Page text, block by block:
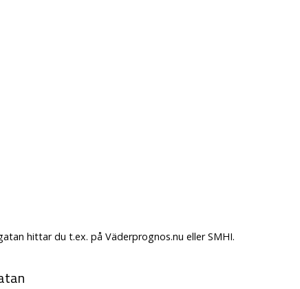
hittar du t.ex. på Väderprognos.nu eller SMHI.